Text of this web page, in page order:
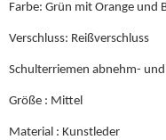
Farbe: Grün mit Orange und
Verschluss: Reißverschluss
Schulterriemen abnehm-
Größe : Mittel
Material : Kunstleder